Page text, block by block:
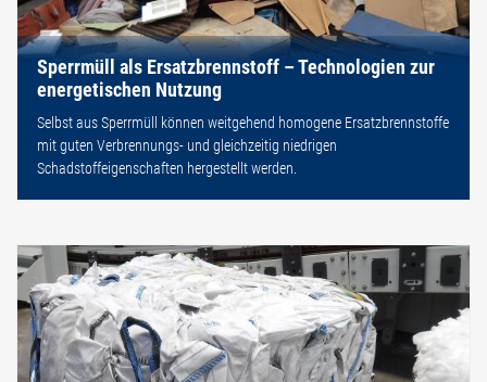
Sperrmüll als Ersatzbrennstoff – Technologien zur
energetischen Nutzung
Selbst aus Sperrmüll können weitgehend homogene Ersatzbrennstoffe
mit guten Verbrennungs- und gleichzeitig niedrigen
Schadstoffeigenschaften hergestellt werden.